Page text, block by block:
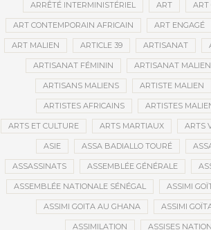
ARRÊTÉ INTERMINISTÉRIEL ART ART
ART CONTEMPORAIN AFRICAIN ART ENGAGÉ
ART MALIEN ARTICLE 39 ARTISANAT
ARTISANAT FÉMININ ARTISANAT MALIEN
ARTISANS MALIENS ARTISTE MALIEN
ARTISTES AFRICAINS ARTISTES
ARTS ET CULTURE ARTS MARTIAUX ARTS
ASIE ASSA BADIALLO TOURÉ
ASSASSINATS ASSEMBLÉE GÉNÉRALE
ASSEMBLÉE NATIONALE SÉNÉGAL ASSIMI
ASSIMI GOITA AU GHANA ASSIMI
ASSIMILATION ASSISES